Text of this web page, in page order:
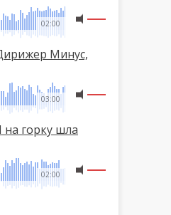
02:00
Минус,
03:00
на горку шла
02:00